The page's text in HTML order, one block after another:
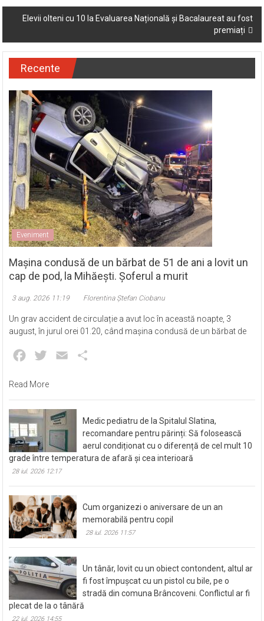
Elevii olteni cu 10 la Evaluarea Națională și Bacalaureat au fost
premiați
Recente
Eveniment
Mașina condusă de un bărbat de 51 de ani a lovit un
cap de pod, la Mihăești. Șoferul a murit
3 aug. 2026 11:19 Florentina Ștefan Ciobanu
Un grav accident de circulație a avut loc în această noapte, 3
august, în jurul orei 01.20, când mașina condusă de un bărbat de
Facebook
Twitter Email
Read More
Medic pediatru de la Spitalul Slatina,
recomandare pentru părinți: Să folosească
aerul condiționat cu o diferență de cel mult 10
grade între temperatura de afară și cea interioară
28 iul. 2026 12:17
Cum organizezi o aniversare de un an
memorabilă pentru copil
28 iul. 2026 11:57
Un tânăr, lovit cu un obiect contondent, altul ar
fi fost împușcat cu un pistol cu bile, pe o
stradă din comuna Brâncoveni. Conflictul ar fi
plecat de la o tânără
22 iul. 2026 14:55